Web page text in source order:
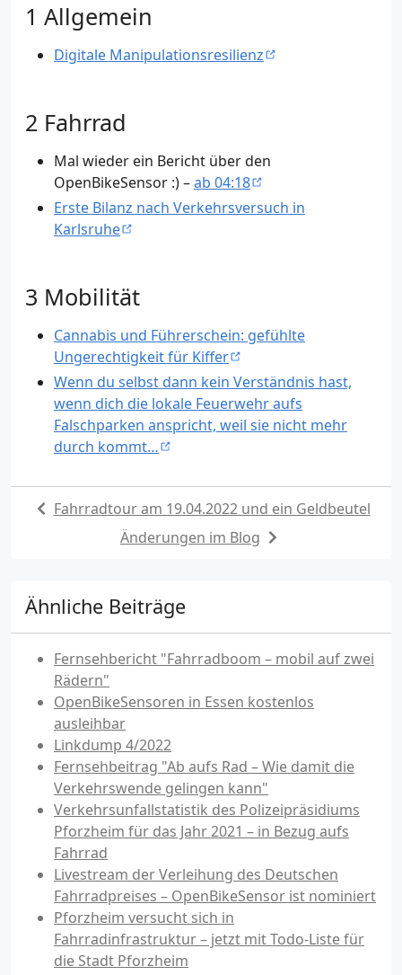
Allgemein
Digitale Manipulationsresilienz
Fahrrad
Mal wieder ein Bericht über den
OpenBikeSensor :) –ab 04:18
Erste Bilanz nach Verkehrsversuch in
Karlsruhe
Mobilität
Cannabis und Führerschein: gefühlte
Ungerechtigkeit für Kiffer
Wenn du selbst dann kein Verständnis hast,
wenn dich die lokale Feuerwehr aufs
Falschparken anspricht, weil sie nicht mehr
durch kommt…
Fahrradtour am 19.04.2022 und ein Geldbeutel
Änderungen im Blog
Ähnliche Beiträge
Fernsehbericht "Fahrradboom – mobil auf zwei
Rädern"
OpenBikeSensoren in Essen kostenlos
ausleihbar
Linkdump 4/2022
Fernsehbeitrag "Ab aufs Rad – Wie damit die
Verkehrswende gelingen kann"
Verkehrsunfallstatistik des Polizeipräsidiums
Pforzheim für das Jahr 2021 – in Bezug aufs
Fahrrad
Livestream der Verleihung des Deutschen
Fahrradpreises – OpenBikeSensor ist nominiert
Pforzheim versucht sich in
Fahrradinfrastruktur – jetzt mit Todo-Liste für
die Stadt Pforzheim